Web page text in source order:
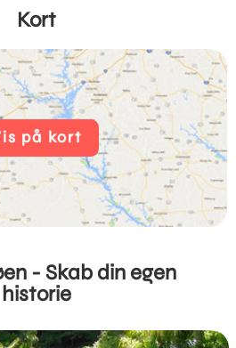
Kort
på kort
- Skab din egen
historie